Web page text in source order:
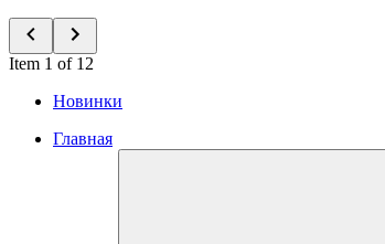
Item 1 of 12
Новинки
Главная